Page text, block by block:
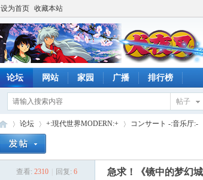
设为首页 收藏本站
论坛 网站 家园 广播 排行榜
帖子
论坛
›
+:現代世界MODERN:+
›
コンサート -:音乐厅:-
›
查看: 2310 回复: 6 急求！《镜中的梦幻